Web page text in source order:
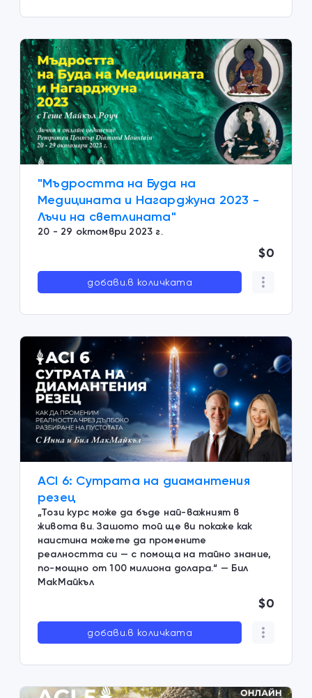
"Мъдростта на Буда на
Медицината и Нагарджуна 2023 -
Лъчи на светлината"
20 - 29 октомври 2023 г.
$0
добави.в количката
ACI 6: Сутрата на диамантения
резец
„Този курс може да бъде най-важният в
живота ви. Зашото той ще ви покаже как
наистина можете да промените
реалността си — с помоща на тайно знание,
по-мощно от 100 милиона долара.“ — Бил
МакМайкъл
$0
добави.в количката